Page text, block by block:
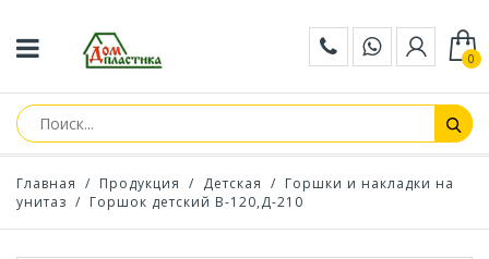
0
Главная / Продукция / Детская / Горшки и накладки на
унитаз / Горшок детский В-120,Д-210